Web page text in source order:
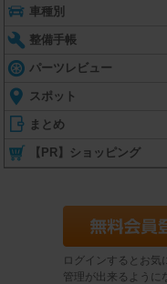
車種別
整備手帳
パーツレビュー
スポット
まとめ
【PR】ショッピング
ログインするとお気
管理が出来るように